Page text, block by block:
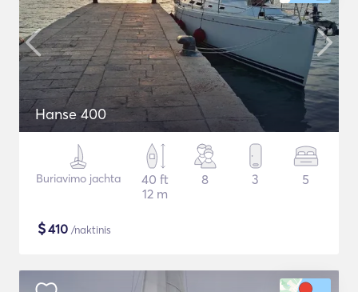
Hanse 400
Buriavimo jachta
40 ft
12 m
8 3 5
$410 /naktinis